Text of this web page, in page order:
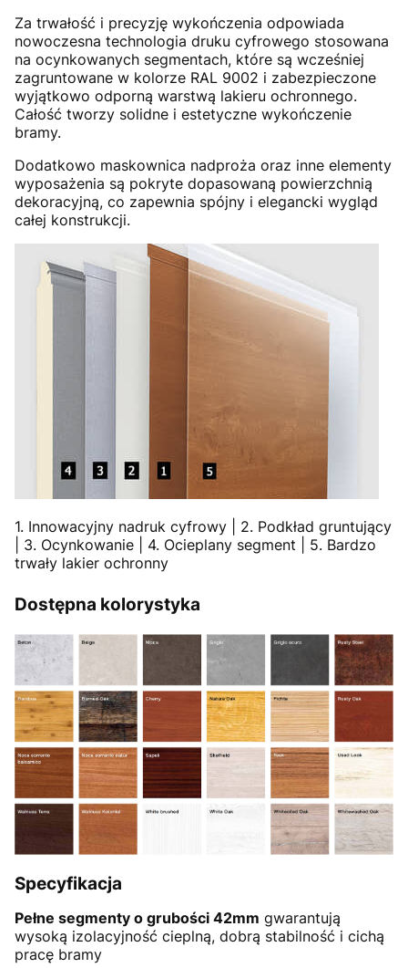
Za trwałość i precyzję wykończenia odpowiada
nowoczesna technologia druku cyfrowego stosowana
na ocynkowanych segmentach, które są wcześniej
zagruntowane w kolorze RAL 9002 i zabezpieczone
wyjątkowo odporną warstwą lakieru ochronnego.
Całość tworzy solidne i estetyczne wykończenie
bramy.
Dodatkowo maskownica nadproża oraz inne elementy
wyposażenia są pokryte dopasowaną powierzchnią
dekoracyjną, co zapewnia spójny i elegancki wygląd
całej konstrukcji.
1. Innowacyjny nadruk cyfrowy | 2. Podkład gruntujący
| 3. Ocynkowanie | 4. Ocieplany segment | 5. Bardzo
trwały lakier ochronny
Dostępna kolorystyka
Specyfikacja
Pełne segmenty o grubości 42mm gwarantują
wysoką izolacyjność cieplną, dobrą stabilność i cichą
pracę bramy